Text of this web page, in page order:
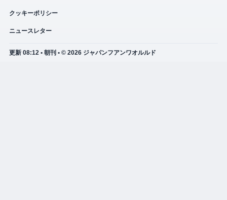
クッキーポリシー
ニュースレター
更新 08:12 • 朝刊 • © 2026 ジャパンフアンワオルルド